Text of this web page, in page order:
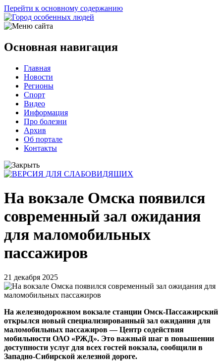
Перейти к основному содержанию
Основная навигация
Главная
Новости
Регионы
Спорт
Видео
Информация
Про болезни
Архив
Об портале
Контакты
На вокзале Омска появился
современный зал ожидания
для маломобильных
пассажиров
21 декабря 2025
На железнодорожном вокзале станции Омск-Пассажирский
открылся новый специализированный зал ожидания для
маломобильных пассажиров — Центр содействия
мобильности ОАО «РЖД». Это важный шаг в повышении
доступности услуг для всех гостей вокзала, сообщили в
Западно-Сибирской железной дороге.